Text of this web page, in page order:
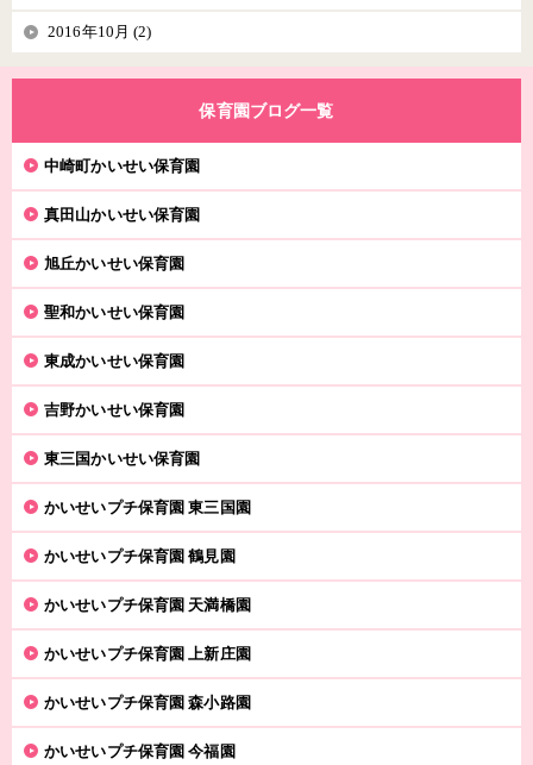
2016年10月 (2)
保育園ブログ一覧
中崎町かいせい保育園
真田山かいせい保育園
旭丘かいせい保育園
聖和かいせい保育園
東成かいせい保育園
吉野かいせい保育園
東三国かいせい保育園
かいせいプチ保育園 東三国園
かいせいプチ保育園 鶴見園
かいせいプチ保育園 天満橋園
かいせいプチ保育園 上新庄園
かいせいプチ保育園 森小路園
かいせいプチ保育園 今福園